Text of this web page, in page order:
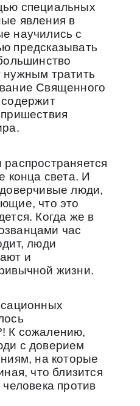
специальных
явления в
научились с
предсказывать
тратить
Священного
конца света. И
люди,
что это
Когда же в
час
люди
и
жизни.
К сожалению,
с доверием
на которые
что близится
против